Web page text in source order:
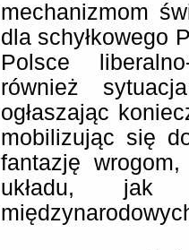
mechanizmom
dla schyłkowego
Polsce
również
ogłaszając
mobilizując się
fantazję
układu, jak